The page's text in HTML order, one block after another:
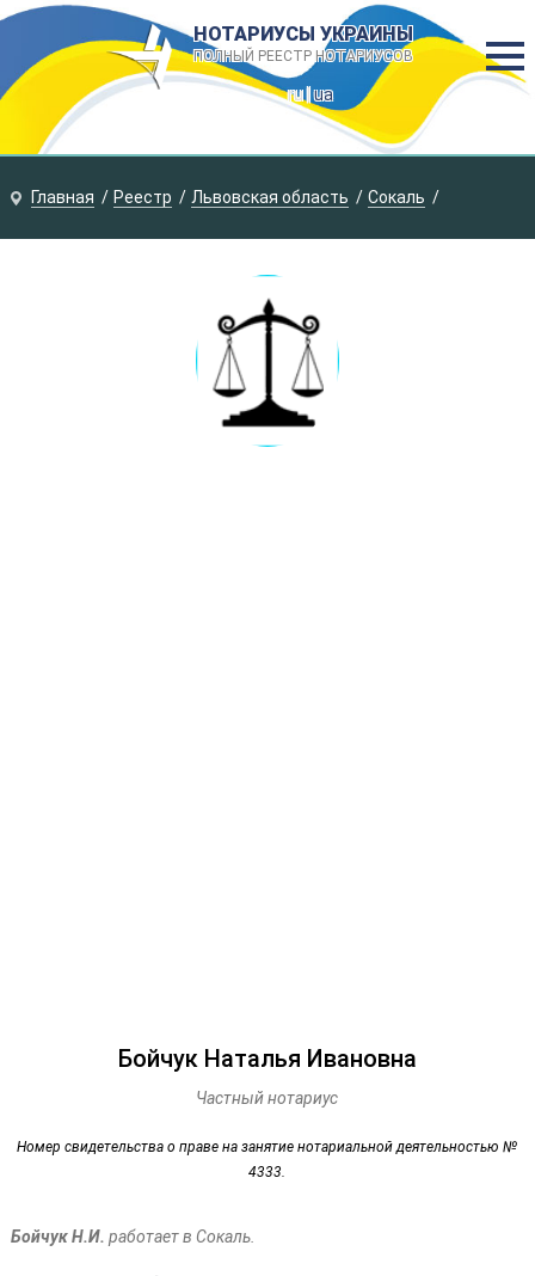
НОТАРИУСЫ УКРАИНЫ
ПОЛНЫЙ РЕЕСТР НОТАРИУСОВ
ru |ua
Главная Реестр Львовская область Сокаль
Бойчук Наталья Ивановна
Частный нотариус
Номер свидетельства о праве на занятие нотариальной деятельностью №
4333.
Бойчук Н.И. работает в Сокаль.